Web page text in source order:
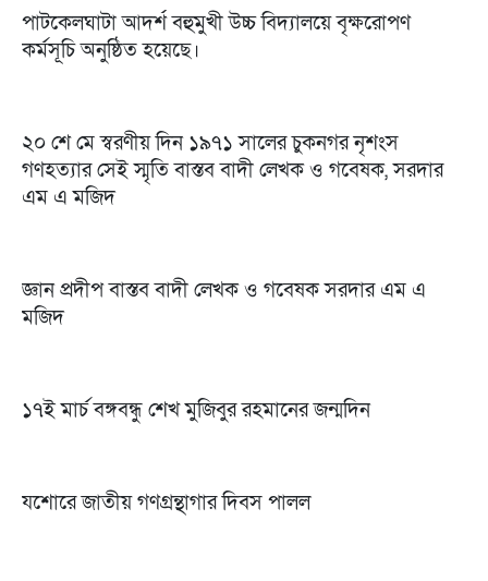
পাটকেলঘাটা আদর্শ বহুমুখী উচ্চ বিদ্যালয়ে বৃক্ষরোপণ
কর্মসূচি অনুষ্ঠিত হয়েছে।
২০ শে মে স্বরণীয় দিন ১৯৭১ সালের চুকনগর নৃশংস
গণহত্যার সেই স্মৃতি বাস্তব বাদী লেখক ও গবেষক, সরদার
এম এ মজিদ
জ্ঞান প্রদীপ ​বাস্তব বাদী লেখক ও গবেষক সরদার এম এ
মজিদ
১৭ই মার্চ বঙ্গবন্ধু শেখ মুজিবুর রহমানের জন্মদিন
যশোরে জাতীয় গণগ্রন্থাগার দিবস পালল